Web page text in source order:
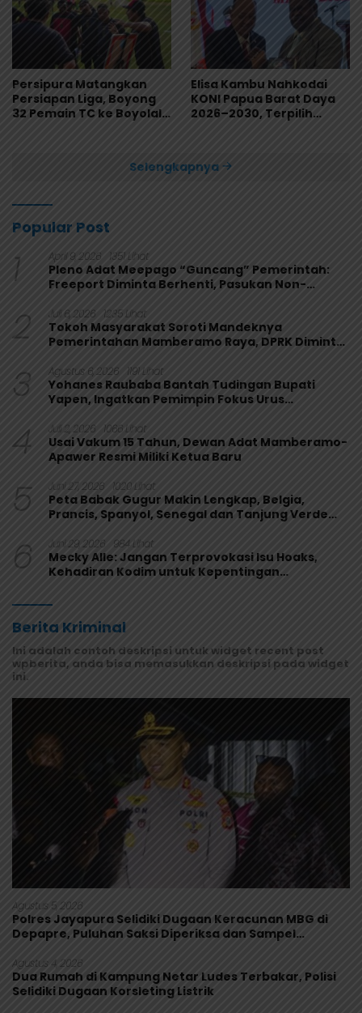
Persipura Matangkan
Persiapan Liga, Boyong
32 Pemain TC ke Boyolali
Elisa Kambu Nahkodai
KONI Papua Barat Daya
2026–2030, Terpilih
Selengkapnya
Popular Post
1 April 9, 2026 1351 Lihat
Pleno Adat Meepago “Guncang” Pemerintah:
Freeport Diminta Berhenti, Pasukan Non-
2 Juli 6, 2026 1235 Lihat
Tokoh Masyarakat Soroti Mandeknya
Pemerintahan Mamberamo Raya, DPRK Diminta
3 Agustus 6, 2026 1191 Lihat
Yohanes Raubaba Bantah Tudingan Bupati
Yapen, Ingatkan Pemimpin Fokus Urus
4 Juli 2, 2026 1066 Lihat
Usai Vakum 15 Tahun, Dewan Adat Mamberamo-
Apawer Resmi Miliki Ketua Baru
5 Juni 27, 2026 1020 Lihat
Peta Babak Gugur Makin Lengkap, Belgia,
Prancis, Spanyol, Senegal dan Tanjung Verde
6 Juni 29, 2026 984 Lihat
Mecky Alle: Jangan Terprovokasi Isu Hoaks,
Kehadiran Kodim untuk Kepentingan
Berita Kriminal
Ini adalah contoh deskripsi untuk widget recent post
wpberita, anda bisa memasukkan deskripsi pada widget
ini.
Agustus 5, 2026
Polres Jayapura Selidiki Dugaan Keracunan MBG di
Depapre, Puluhan Saksi Diperiksa dan Sampel
Agustus 4, 2026
Dua Rumah di Kampung Netar Ludes Terbakar, Polisi
Selidiki Dugaan Korsleting Listrik